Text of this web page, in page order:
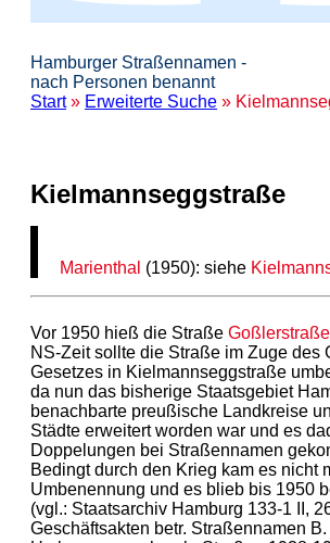
Hamburger Straßennamen -
nach Personen benannt
Start» Erweiterte Suche »
Kielmannseggstraße
Marienthal (1950): siehe
Vor 1950 hieß die Straße Goßlerstraße
NS-Zeit sollte die Straße im Zuge des
Gesetzes in Kielmannseggstraße
da nun das bisherige Staatsgebiet
benachbarte preußische Landkreise
Städte erweitert worden war und es
Doppelungen bei Straßennamen
Bedingt durch den Krieg kam es nicht
Umbenennung und es blieb bis 1950
(vgl.: Staatsarchiv Hamburg 133-1 II,
Geschäftsakten betr. Straßennamen